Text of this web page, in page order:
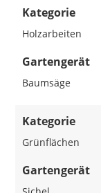
Kategorie
Holzarbeiten
Gartengerät
Baumsäge
Kategorie
Grünflächen
Gartengerät